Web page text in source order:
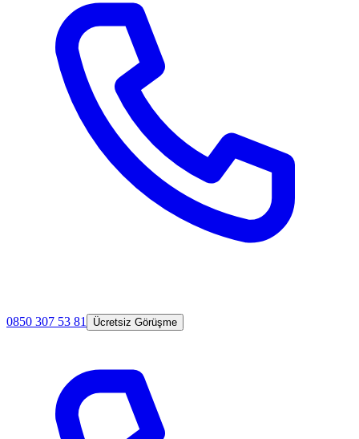
0850 307 53 81 Ücretsiz Görüşme